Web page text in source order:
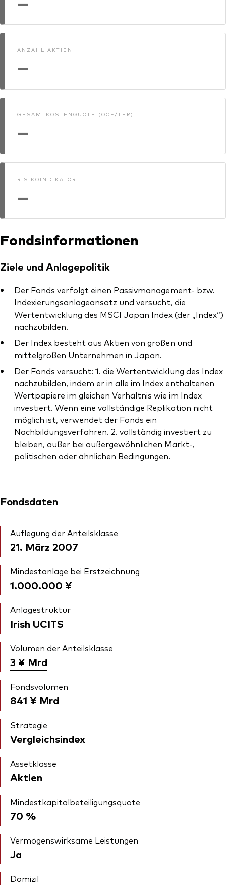
Benchmark-Anbieter
Fondsdokumente und Richtlinien
Index-Exposure-Analyse
Dokumente, die Vertrauen schaffen
Ressourcen
Marktvolatilität
Research
Anbieterliste
Vanguard Modellportfolios
Vanguard Beratungsstudie
ANZAHL AKTIEN
—
GESAMTKOSTENQUOTE (OCF/TER)
—
RISIKOINDIKATOR
—
Fondsinformationen
Ziele und Anlagepolitik
Der Fonds verfolgt einen Passivmanagement- bzw.
Indexierungsanlageansatz und versucht, die
Wertentwicklung des MSCI Japan Index (der „Index“)
nachzubilden.
Der Index besteht aus Aktien von großen und
mittelgroßen Unternehmen in Japan.
Der Fonds versucht: 1. die Wertentwicklung des Index
nachzubilden, indem er in alle im Index enthaltenen
Wertpapiere im gleichen Verhältnis wie im Index
investiert. Wenn eine vollständige Replikation nicht
möglich ist, verwendet der Fonds ein
Nachbildungsverfahren. 2. vollständig investiert zu
bleiben, außer bei außergewöhnlichen Markt-,
politischen oder ähnlichen Bedingungen.
Fondsdaten
Auflegung der Anteilsklasse
21. März 2007
Mindestanlage bei Erstzeichnung
1.000.000 ¥
Anlagestruktur
Irish UCITS
Volumen der Anteilsklasse
3 ¥ Mrd
Fondsvolumen
841 ¥ Mrd
Strategie
Vergleichsindex
Assetklasse
Aktien
Mindestkapitalbeteiligungsquote
70 %
Vermögenswirksame Leistungen
Ja
Domizil